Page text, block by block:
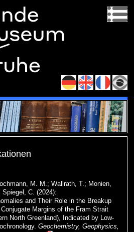
M. M.; Wallrath, T.; Monien,
C. (2024):
and Their Role in the Breakup
Margins of the Fram Strait
North Greenland), Indicated by Low-
Geochemistry, Geophysics,